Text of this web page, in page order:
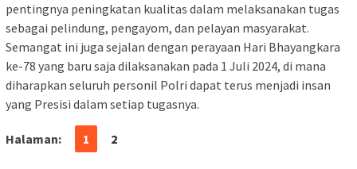
pentingnya peningkatan kualitas dalam melaksanakan tugas
sebagai pelindung, pengayom, dan pelayan masyarakat.
Semangat ini juga sejalan dengan perayaan Hari Bhayangkara
ke-78 yang baru saja dilaksanakan pada 1 Juli 2024, di mana
diharapkan seluruh personil Polri dapat terus menjadi insan
yang Presisi dalam setiap tugasnya.
Halaman: 1 2